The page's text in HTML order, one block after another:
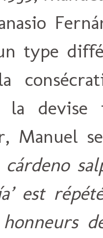
type
la devise
Manuel
cárdeno
est